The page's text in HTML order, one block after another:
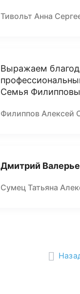
Тивольт Анна
Выражаем
Семья
Филиппов Алексей
Дмитрий
Сумец Татьяна